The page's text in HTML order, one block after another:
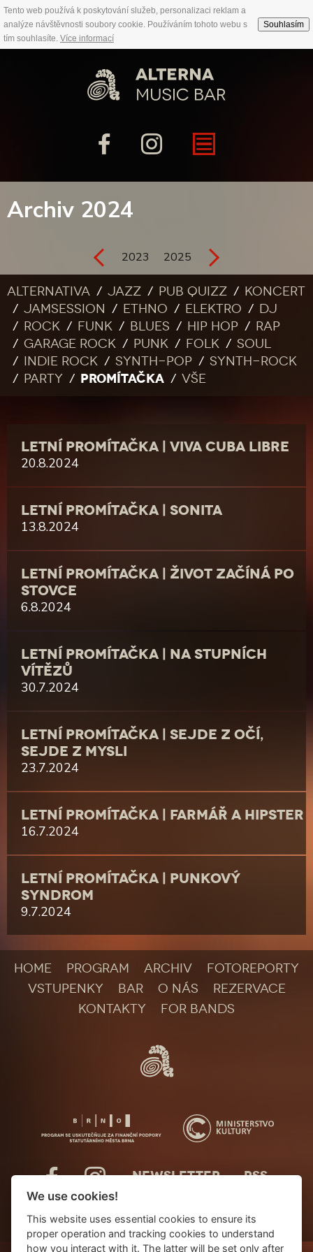
Tento web používá k poskytování služeb, personalizaci reklam a
analýze návštěvnosti soubory cookie. Používáním tohoto webu s
tím souhlasíte. Více informací
Souhlasím
Archiv 2024
2023 2025
Alternativa Jazz Pub quizz
Koncert
Jamsession
Ethno Elektro
DJ
Rock
Funk Blues Hip Hop
Rap
Garage rock
Punk Folk
Soul
Indie rock
Synth-pop
Synth-rock
Party
PROMÍTAČKA Vše
LETNÍ PROMÍTAČKA | VIVA CUBA LIBRE
20.8.2024
LETNÍ PROMÍTAČKA | SONITA
13.8.2024
LETNÍ PROMÍTAČKA | ŽIVOT ZAČÍNÁ PO
STOVCE
6.8.2024
LETNÍ PROMÍTAČKA | NA STUPNÍCH
VÍTĚZŮ
30.7.2024
LETNÍ PROMÍTAČKA | SEJDE Z OČÍ,
SEJDE Z MYSLI
23.7.2024
LETNÍ PROMÍTAČKA | FARMÁŘ A HIPSTER
16.7.2024
LETNÍ PROMÍTAČKA | PUNKOVÝ
SYNDROM
9.7.2024
HOME PROGRAM ARCHIV
FOTOREPORTY
VSTUPENKY
BAR O NÁS
REZERVACE
KONTAKTY
FOR BANDS
NEWSLETTER RSS
We use cookies!
This website uses essential cookies to ensure its
proper operation and tracking cookies to understand
how you interact with it. The latter will be set only after